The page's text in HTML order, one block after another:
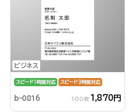
ビジネス
スピード1時間対応 スピード3時間対応
b-0816 100枚 1,870円